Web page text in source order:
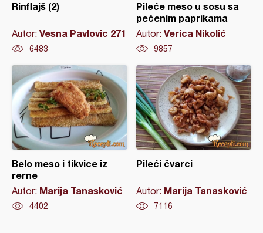
Rinflajš (2)
Autor: Vesna Pavlovic 271
6483
Pileće meso u sosu sa
pečenim paprikama
Autor: Verica Nikolić
9857
Belo meso i tikvice iz
rerne
Autor: Marija Tanasković
4402
Pileći čvarci
Autor: Marija Tanasković
7116